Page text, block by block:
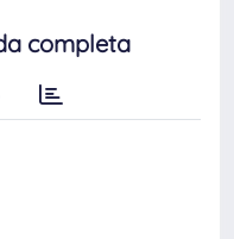
completa